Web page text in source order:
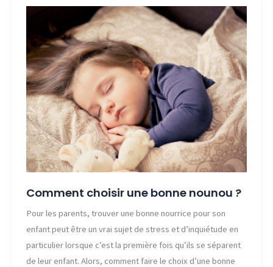
laver
chaussures
en
machine
à
laver
en
toute
sécurité
Comment choisir une bonne nounou ?
Pour les parents, trouver une bonne nourrice pour son
enfant peut être un vrai sujet de stress et d’inquiétude en
particulier lorsque c’est la première fois qu’ils se séparent
de leur enfant. Alors, comment faire le choix d’une bonne